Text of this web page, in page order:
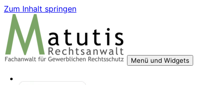
Zum Inhalt springen
Rechtsberatung für digitale Geschäftsmodelle – sicher
Für Mittelständler, Startups und Verbände, die ihre
Menü und Widgets